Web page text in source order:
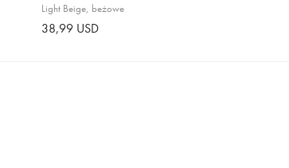
Light Beige, beżowe
38,99 USD